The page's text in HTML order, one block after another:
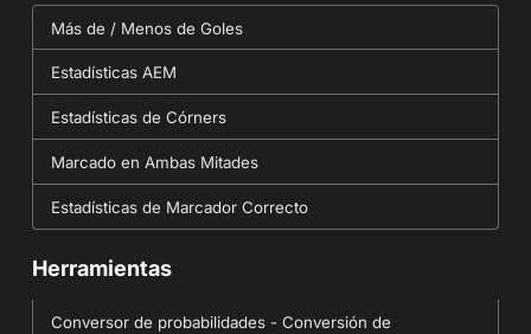
Más de / Menos de Goles
Estadísticas AEM
Estadísticas de Córners
Marcado en Ambas Mitades
Estadísticas de Marcador Correcto
Herramientas
Conversor de probabilidades - Conversión de